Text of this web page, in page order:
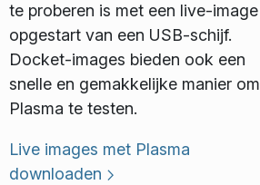
te proberen is met een live-image
opgestart van een USB-schijf.
Docket-images bieden ook een
snelle en gemakkelijke manier om
Plasma te testen.
Live images met Plasma
downloaden